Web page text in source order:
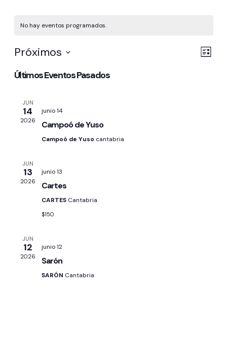
No hay eventos programados.
Lista
Próximos
la
Últimos Eventos Pasados
JUN
14
2026
junio 14
Campoó de Yuso
Campoó de Yuso cantabria
JUN
13
2026
junio 13
Cartes
CARTES Cantabria
$150
JUN
12
2026
junio 12
Sarón
SARÓN Cantabria